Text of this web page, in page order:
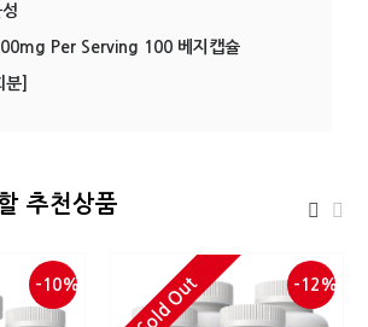
Per Serving 100 베지캡슐
]
추천상품
-10% -12%
Sold Out